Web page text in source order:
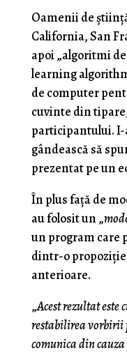
Oamenii de
California, San
apoi „algoritmi
learning
de computer
cuvinte din
participantului. I-
gândească să
prezentat pe un
În plus față de
au folosit un „
un program care
dintr-o
anterioare.
„Acest rezultat
restabilirea vorbirii
comunica din